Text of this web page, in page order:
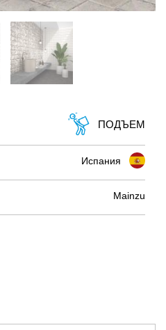
ПОДЪЕМ
Испания
Mainzu